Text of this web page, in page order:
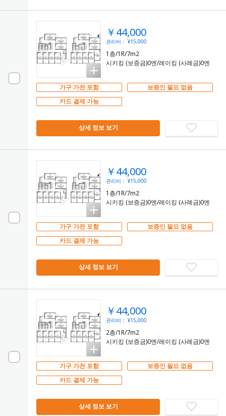
￥44,000
관리비： ¥15,000
1층/1R/7m2
시키킹 (보증금)0엔/레이킹 (사례금)0엔
가구 가전 포함
보증인 필요 없음
카드 결제 가능
상세 정보 보기
￥44,000
관리비： ¥15,000
1층/1R/7m2
시키킹 (보증금)0엔/레이킹 (사례금)0엔
가구 가전 포함
보증인 필요 없음
카드 결제 가능
상세 정보 보기
￥44,000
관리비： ¥15,000
2층/1R/7m2
시키킹 (보증금)0엔/레이킹 (사례금)0엔
가구 가전 포함
보증인 필요 없음
카드 결제 가능
상세 정보 보기